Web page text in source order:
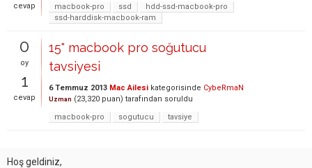
cevap
macbook-pro
ssd
hdd-ssd-macbook-pro
ssd-harddisk-macbook-ram
0
oy
1
cevap
15" macbook pro soğutucu
tavsiyesi
6 Temmuz 2013 Mac Ailesi kategorisinde CybeRmaN
Uzman (23,320 puan) tarafından soruldu
macbook-pro
sogutucu tavsiye
Hoş geldiniz,